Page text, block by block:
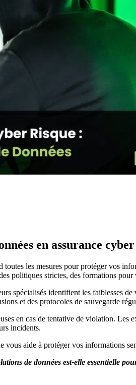
en assurance
les mesures pour protéger vos
politiques strictes, des formations pour
spécialisés identifient les faiblesses
et des protocoles de sauvegarde
en cas de tentative de violation.
incidents.
aide à protéger vos informations
de données est-elle essentielle